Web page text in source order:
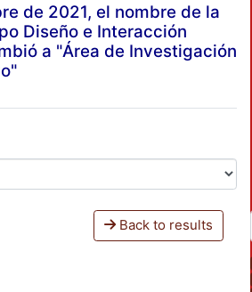
de 2021, el nombre de la
Diseño e Interacción
a "Área de Investigación
Back to results